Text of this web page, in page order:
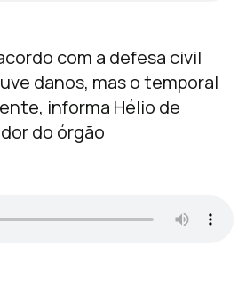
com a defesa civil
danos, mas o temporal
informa Hélio de
do órgão